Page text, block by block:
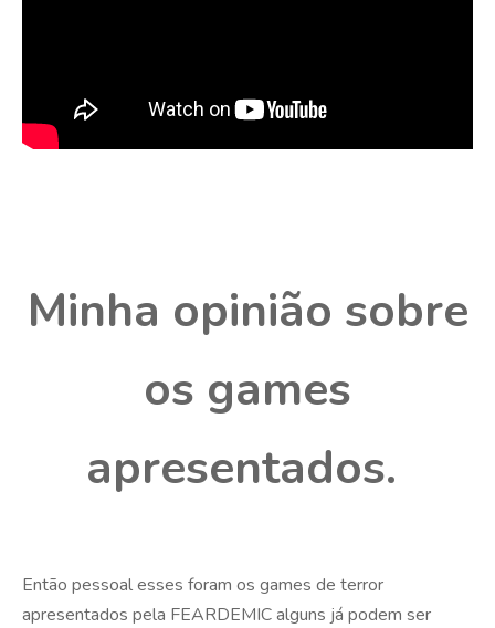
Minha opinião sobre
os games
apresentados.
Então pessoal esses foram os games de terror
apresentados pela FEARDEMIC alguns já podem ser